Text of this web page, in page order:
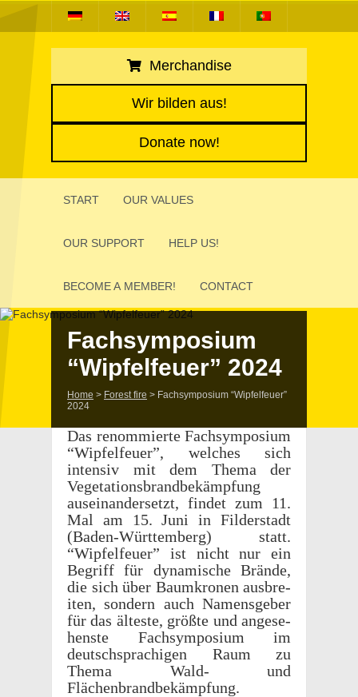
Merchandise
Wir bilden aus!
Donate now!
START OUR VALUES
OUR SUPPORT HELP US!
BECOME A MEMBER! CONTACT
Fach­sym­po­sium
“Wipfelfeuer” 2024
Home > Forest fire > Fach­sym­po­sium “Wipfelfeuer”
2024
Das renom­mierte Fach­sym­po­sium
“Wipfelfeuer”, welches sich
inten­siv mit dem Thema der
Vege­ta­tions­brand­bekämp­fung
auseinan­der­setzt, findet zum 11.
Mal am 15. Juni in Filder­stadt
(Baden-Würt­tem­berg) statt.
“Wipfelfeuer” ist nicht nur ein
Begriff für dynamis­che Brände,
die sich über Baumkro­nen ausbre­
iten, sondern auch Namensge­ber
für das älteste, größte und ange­se­
hen­ste Fach­sym­po­sium im
deutschsprachi­gen Raum zu
Thema Wald- und
Flächenbrandbekämpfung.